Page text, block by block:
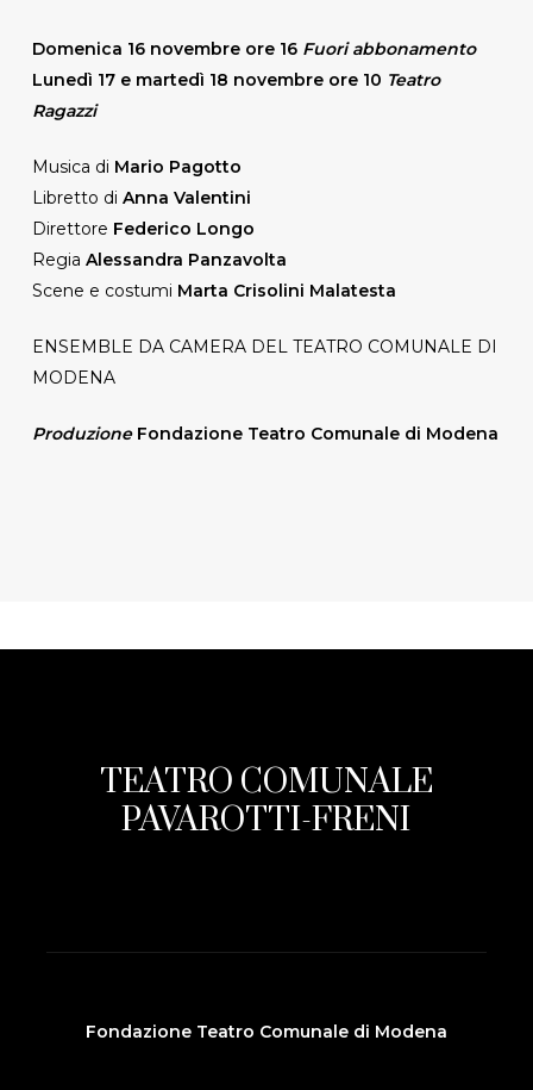
Domenica 16 novembre ore 16 Fuori abbonamento
Lunedì 17 e martedì 18 novembre ore 10 Teatro
Ragazzi
Musica di Mario Pagotto
Libretto di Anna Valentini
Direttore Federico Longo
Regia Alessandra Panzavolta
Scene e costumi Marta Crisolini Malatesta
ENSEMBLE DA CAMERA DEL TEATRO COMUNALE DI
MODENA
Produzione Fondazione Teatro Comunale di Modena
TEATRO COMUNALE
PAVAROTTI-FRENI
Fondazione Teatro Comunale di Modena